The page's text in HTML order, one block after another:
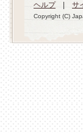
ヘルプ| サ
Copyright (C)